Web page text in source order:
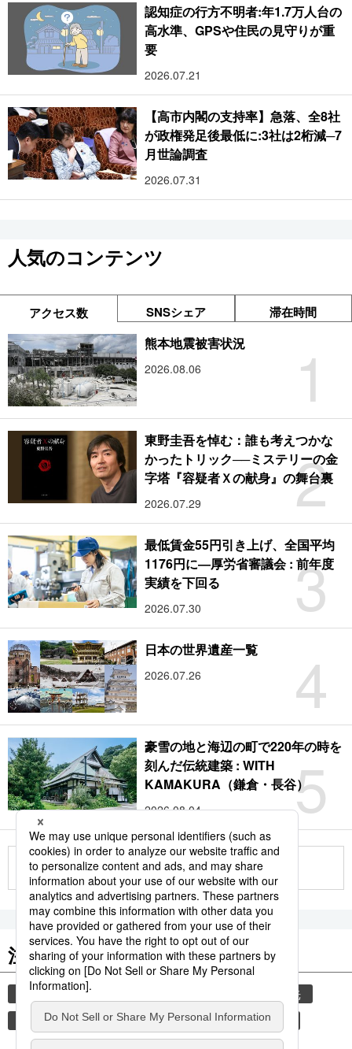
認知症の行方不明者:年1.7万人台の
高水準、GPSや住民の見守りが重
要
2026.07.21
【高市内閣の支持率】急落、全8社
が政権発足後最低に:3社は2桁減─7
月世論調査
2026.07.31
人気のコンテンツ
アクセス数 SNSシェア 滞在時間
1
熊本地震被害状況
2026.08.06
2
東野圭吾を悼む：誰も考えつかな
かったトリック──ミステリーの金
字塔『容疑者Ｘの献身』の舞台裏
2026.07.29
3
最低賃金55円引き上げ、全国平均
1176円に―厚労省審議会 : 前年度
実績を下回る
2026.07.30
4
日本の世界遺産一覧
2026.07.26
5
豪雪の地と海辺の町で220年の時を
刻んだ伝統建築 : WITH
KAMAKURA（鎌倉・長谷）
2026.08.04
もっと見る
注目のキーワード
共同通信ニュース
観光
気象庁
地震 津波 熊本 熊本地震